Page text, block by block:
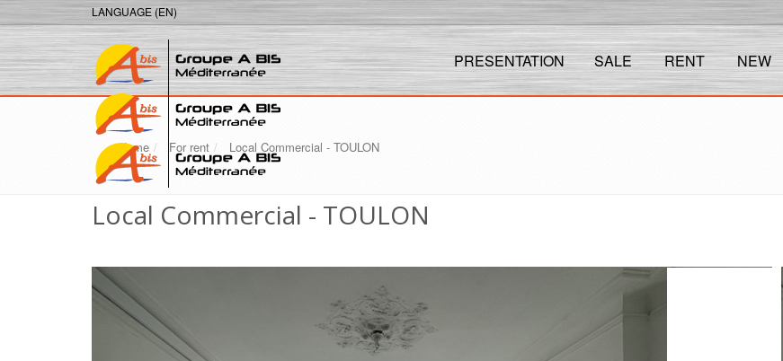
LANGUAGE (EN)
PRESENTATION SALE RENT NEW
Home For rent Local Commercial - TOULON
Local Commercial - TOULON